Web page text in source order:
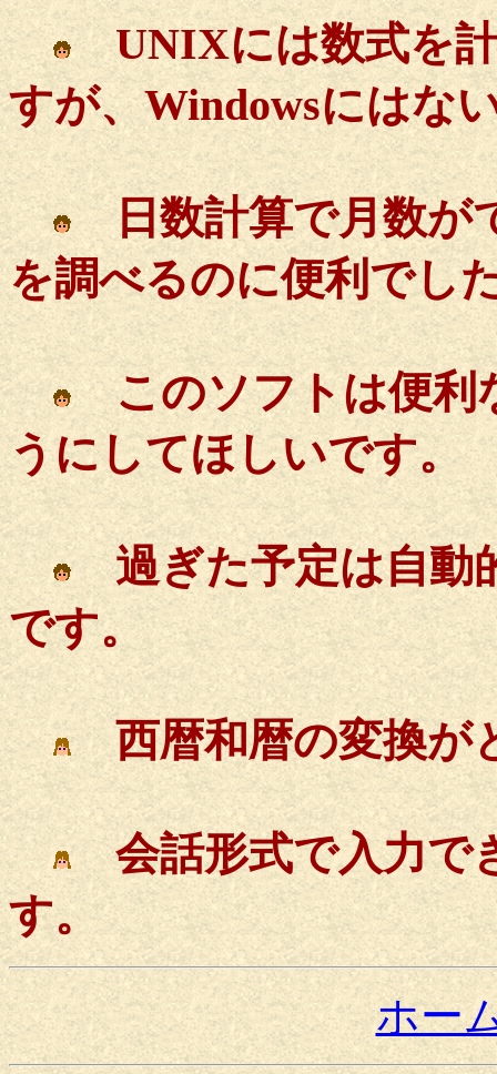
UNIXには数式を計
すが、Windowsにはな
日数計算で月数が
を調べるのに便利でし
このソフトは便利
うにしてほしいです。
過ぎた予定は自動
です。
西暦和暦の変換が
会話形式で入力で
す。
ホー